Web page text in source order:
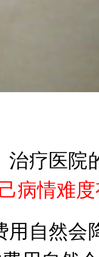
疗医院
病情难
自然会